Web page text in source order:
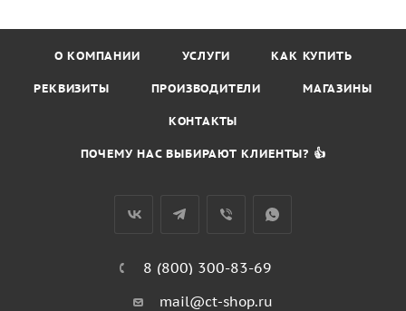
О КОМПАНИИ УСЛУГИ КАК КУПИТЬ
РЕКВИЗИТЫ ПРОИЗВОДИТЕЛИ МАГАЗИНЫ
КОНТАКТЫ
ПОЧЕМУ НАС ВЫБИРАЮТ КЛИЕНТЫ? 👍
8 (800) 300-83-69
mail@ct-shop.ru